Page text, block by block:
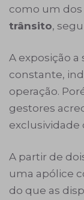
como um
trânsito,
A exposição
constante,
operação.
gestores
exclusividade
A partir de
uma apólice
do que as